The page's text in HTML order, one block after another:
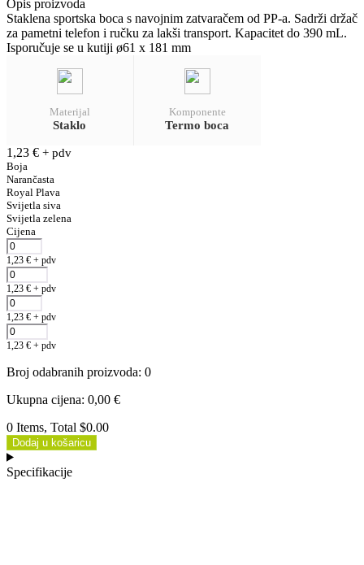
Opis proizvoda
Staklena sportska boca s navojnim zatvaračem od PP-a. Sadrži držač
za pametni telefon i ručku za lakši transport. Kapacitet do 390 mL.
Isporučuje se u kutiji ø61 x 181 mm
Materijal
Staklo
Komponente
Termo boca
1,23 € + pdv
Boja
Narančasta
Royal Plava
Svijetla siva
Svijetla zelena
Cijena
1,23 € + pdv
1,23 € + pdv
1,23 € + pdv
1,23 € + pdv
Broj odabranih proizvoda: 0
Ukupna cijena: 0,00 €
0 Items, Total $0.00
Dodaj u košaricu
Specifikacije